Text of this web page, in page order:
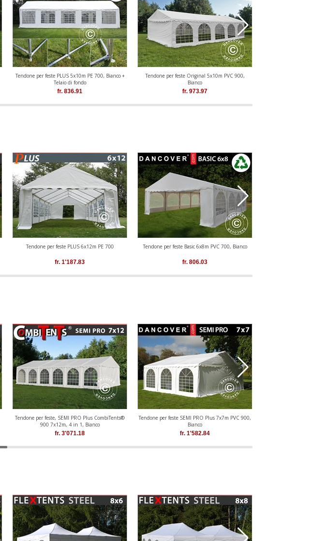
Tendone per feste PLUS 5x10m PE 700, Bianco +
Telaio di fondo
fr. 836.91
Tendone per feste Original 5x10m PVC 900,
Bianco
fr. 973.97
Tendone per feste PLUS 6x12m PE 700
fr. 1'187.83
Tendone per feste Basic 6x8m PVC 700, Bianco
fr. 806.03
Tendone per feste, SEMI PRO Plus CombiTents®
900 7x12m, 4 in 1, Bianco
fr. 3'071.18
Tendone per feste SEMI PRO Plus 7x7m PVC 900,
Bianco
fr. 1'582.84